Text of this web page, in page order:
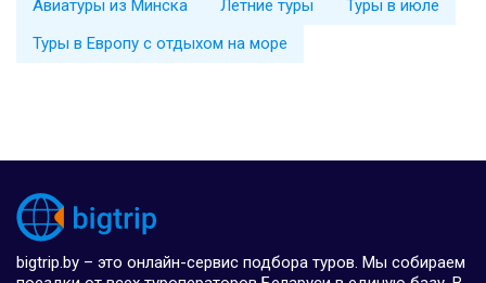
Авиатуры из Минска
Летние туры
Туры в июле
Туры в Европу с отдыхом на море
bigtrip.by – это онлайн-сервис подбора туров. Мы собираем